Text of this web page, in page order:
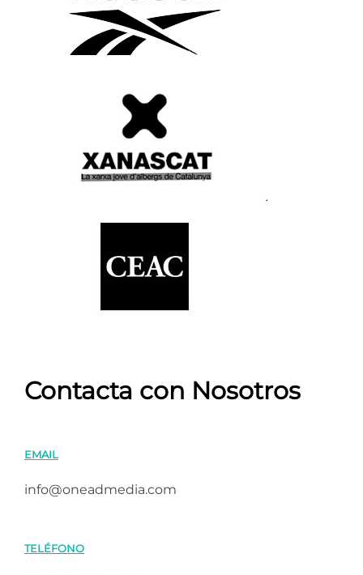
Contacta con Nosotros
EMAIL
info@oneadmedia.com
TELÉFONO